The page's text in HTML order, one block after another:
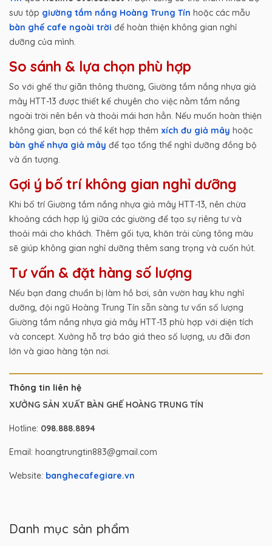
sưu tập giường tắm nắng Hoàng Trung Tín hoặc các mẫu
bàn ghế cafe ngoài trời để hoàn thiện không gian nghỉ
dưỡng của mình.
So sánh & lựa chọn phù hợp
So với ghế thư giãn thông thường, Giường tắm nắng nhựa giả
mây HTT-13 được thiết kế chuyên cho việc nằm tắm nắng
ngoài trời nên bền và thoải mái hơn hẳn. Nếu muốn hoàn thiện
không gian, bạn có thể kết hợp thêm xích đu giả mây hoặc
bàn ghế nhựa giả mây để tạo tổng thể nghỉ dưỡng đồng bộ
và ấn tượng.
Gợi ý bố trí không gian nghỉ dưỡng
Khi bố trí Giường tắm nắng nhựa giả mây HTT-13, nên chừa
khoảng cách hợp lý giữa các giường để tạo sự riêng tư và
thoải mái cho khách. Thêm gối tựa, khăn trải cùng tông màu
sẽ giúp không gian nghỉ dưỡng thêm sang trọng và cuốn hút.
Tư vấn & đặt hàng số lượng
Nếu bạn đang chuẩn bị làm hồ bơi, sân vườn hay khu nghỉ
dưỡng, đội ngũ Hoàng Trung Tín sẵn sàng tư vấn số lượng
Giường tắm nắng nhựa giả mây HTT-13 phù hợp với diện tích
và concept. Xưởng hỗ trợ báo giá theo số lượng, ưu đãi đơn
lớn và giao hàng tận nơi.
Thông tin liên hệ
XƯỞNG SẢN XUẤT BÀN GHẾ HOÀNG TRUNG TÍN
Hotline: 098.888.8894
Email: hoangtrungtin883@gmail.com
Website: banghecafegiare.vn
Danh mục sản phẩm